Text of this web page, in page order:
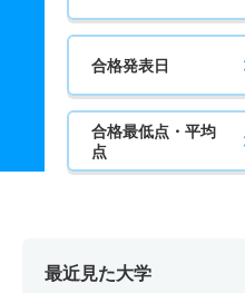
合格発表日
合格最低点・平均
点
最近見た大学